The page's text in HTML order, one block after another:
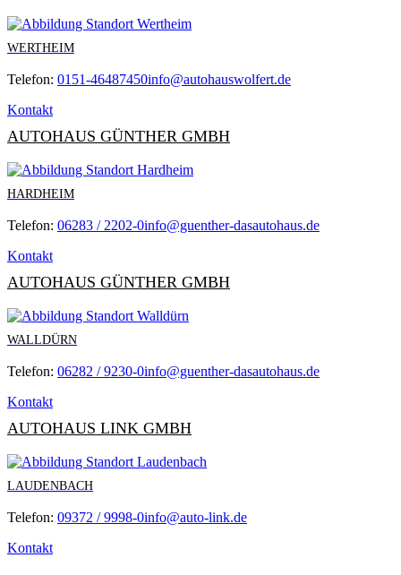
WERTHEIM
Telefon: 0151-46487450info@autohauswolfert.de
Kontakt
AUTOHAUS GÜNTHER GMBH
HARDHEIM
Telefon: 06283 / 2202-0info@guenther-dasautohaus.de
Kontakt
AUTOHAUS GÜNTHER GMBH
WALLDÜRN
Telefon: 06282 / 9230-0info@guenther-dasautohaus.de
Kontakt
AUTOHAUS LINK GMBH
LAUDENBACH
Telefon: 09372 / 9998-0info@auto-link.de
Kontakt